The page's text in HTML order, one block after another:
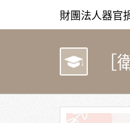
財團法人器官